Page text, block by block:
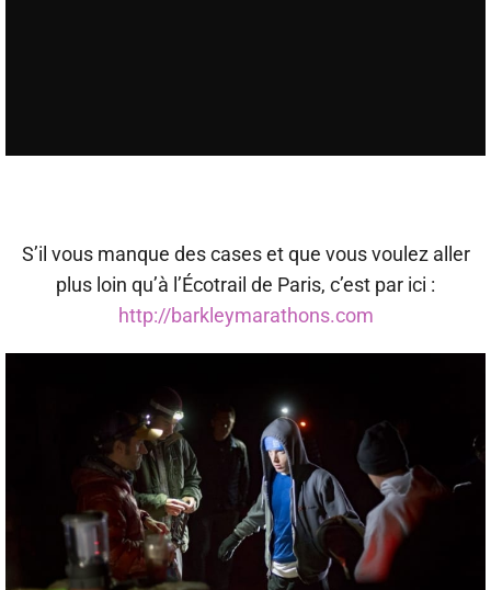
S’il vous manque des cases et que vous voulez aller
plus loin qu’à l’Écotrail de Paris, c’est par ici :
http://barkleymarathons.com